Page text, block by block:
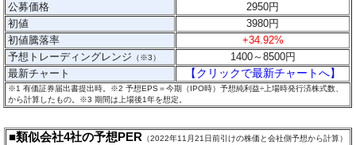
公募価格
2950円
初値
3980円
初値騰落率
+34.92%
予想トレーディングレンジ
（※3） 1400～8500円
最新チャート
【クリックで最新チャートへ】
※1 有価証券届出書提出時。※2 予想EPS＝今期（IPO時）予想純利益÷上場時発行済株式数、
から計算したもの。 ※3 期間は上場後1年を想定。
■類似会社4社の予想PER（2022年11月21日前引けの株価と会社側予想から計算）